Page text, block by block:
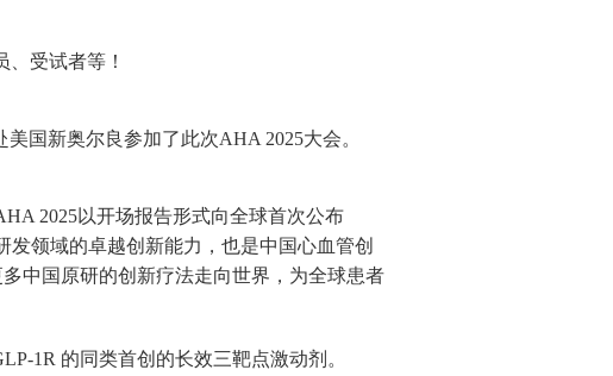
受试者等！
国新奥尔良参加了此次AHA 2025大会。
2025以开场报告形式向全球首次公布
领域的卓越创新能力，也是中国心血管创
中国原研的创新疗法走向世界，为全球患者
1R 的同类首创的长效三靶点激动剂。